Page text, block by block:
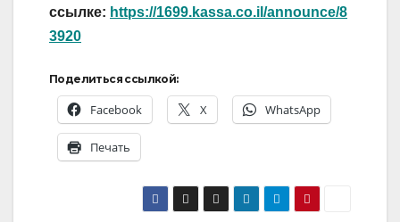
ссылке: https://1699.kassa.co.il/announce/8
3920
Поделиться ссылкой:
Facebook X WhatsApp
Печать